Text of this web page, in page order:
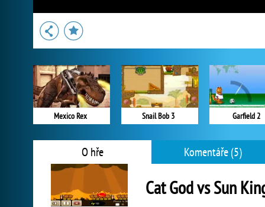
Mexico Rex Snail Bob 3 Garfield 2
O hře Komentáře (5)
Cat God vs Sun